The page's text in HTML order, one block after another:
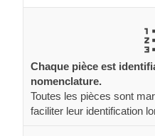
Chaque pièce est
nomenclature.
Toutes les pièces sont
faciliter leur identification